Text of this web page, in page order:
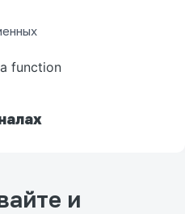
function
и